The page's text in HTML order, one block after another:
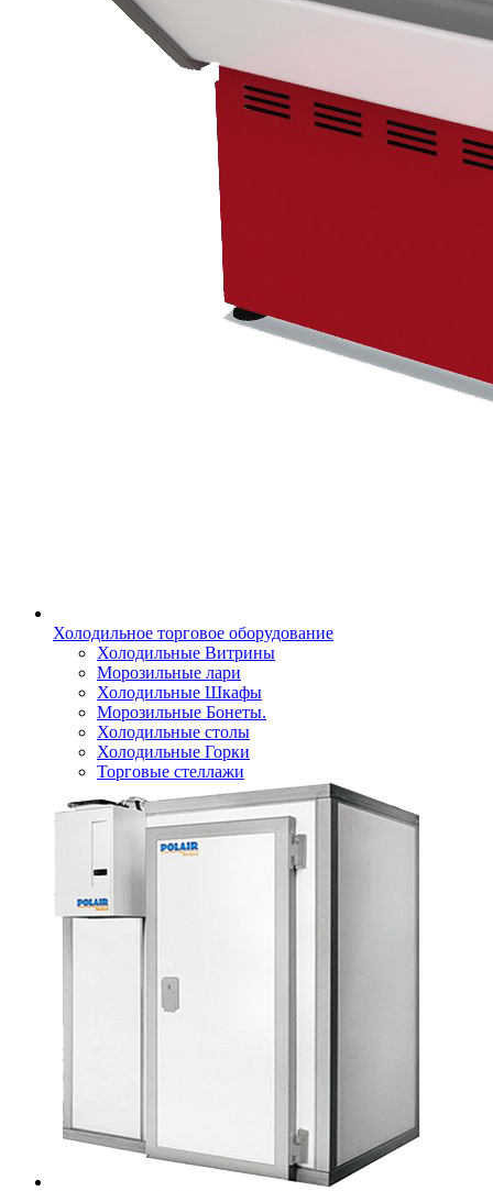
Холодильное торговое оборудование
Холодильные Витрины
Морозильные лари
Холодильные Шкафы
Морозильные Бонеты.
Холодильные столы
Холодильные Горки
Торговые стеллажи